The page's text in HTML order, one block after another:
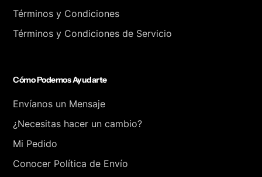
Términos y Condiciones
Términos y Condiciones de Servicio
Cómo Podemos Ayudarte
Envíanos un Mensaje
¿Necesitas hacer un cambio?
Mi Pedido
Conocer Política de Envío